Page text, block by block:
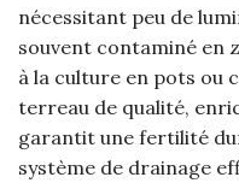
nécessitant peu de
souvent contaminé en
à la culture en pots ou
terreau de qualité,
garantit une fertilité
système de drainage